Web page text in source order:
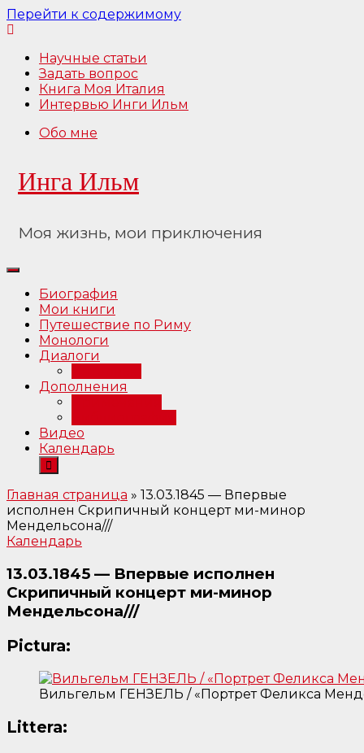
Перейти к содержимому
Научные статьи
Задать вопрос
Книга Моя Италия
Интервью Инги Ильм
Обо мне
Инга Ильм
Моя жизнь, мои приключения
Биография
Мои книги
Путешествие по Риму
Монологи
Диалоги
Дополнения
Видео
Календарь
Главная страница » 13.03.1845 — Впервые
исполнен Скрипичный концерт ми-минор
Мендельсона///
Календарь
13.03.1845 — Впервые исполнен
Скрипичный концерт ми-минор
Мендельсона///
Pictura:
Вильгельм ГЕНЗЕЛЬ / «Портрет Феликса
Littera: